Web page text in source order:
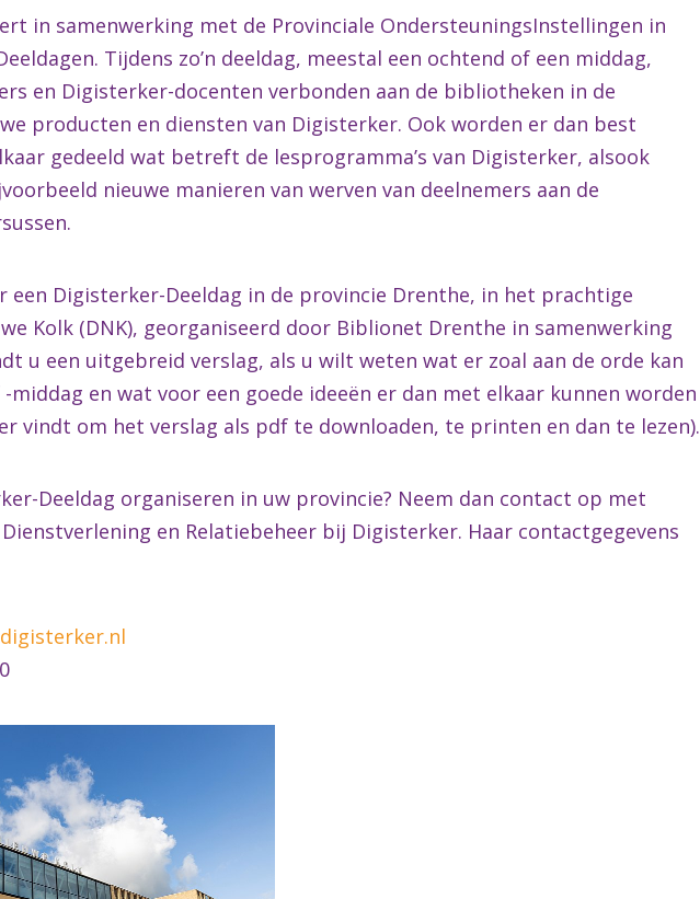
in samenwerking met de Provinciale OndersteuningsInstellingen in
Tijdens zo’n deeldag, meestal een ochtend of een middag,
en Digisterker-docenten verbonden aan de bibliotheken in de
producten en diensten van Digisterker. Ook worden er dan best
gedeeld wat betreft de lesprogramma’s van Digisterker, alsook
nieuwe manieren van werven van deelnemers aan de
een Digisterker-Deeldag in de provincie Drenthe, in het prachtige
Kolk (DNK), georganiseerd door Biblionet Drenthe in samenwerking
u een uitgebreid verslag, als u wilt weten wat er zoal aan de orde kan
middag en wat voor een goede ideeën er dan met elkaar kunnen worden
vindt om het verslag als pdf te downloaden, te printen en dan te lezen).
Deeldag organiseren in uw provincie? Neem dan contact op met
en Relatiebeheer bij Digisterker. Haar contactgegevens